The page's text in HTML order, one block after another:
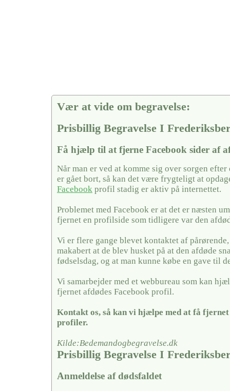
Vær at vide om begravelse:
Prisbillig Begravelse I
Få hjælp til at fjerne Facebook sider af
Når man er ved at komme sig over sorgen
er gået bort, så kan det være frygteligt at
Facebook profil stadig er aktiv på internettet.
Problemet med Facebook er at det er næsten
fjernet en profilside som tidligere var den
Vi er flere gange blevet kontaktet af
makabert at de blev husket på at den afdøde
fødselsdag, og at man kunne købe en gave til
Vi samarbejder med et webbureau som kan
fjernet afdødes Facebook profil.
Kontakt os, så kan vi hjælpe med at få fjernet
profiler.
Kilde:Bedemandogbegravelse.dk
Prisbillig Begravelse I
Anmeldelse af dødsfaldet